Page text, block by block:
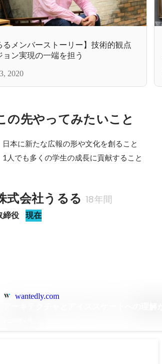
るメンバーストーリー】技術的観点
ョン実現の一端を担う
2020
の先やってみたいこと
日本に新たな広報の形や文化を創ること
1人でも多くの学生の成長に貢献すること
式会社うるる 18年間
締役 現在
wantedly.com